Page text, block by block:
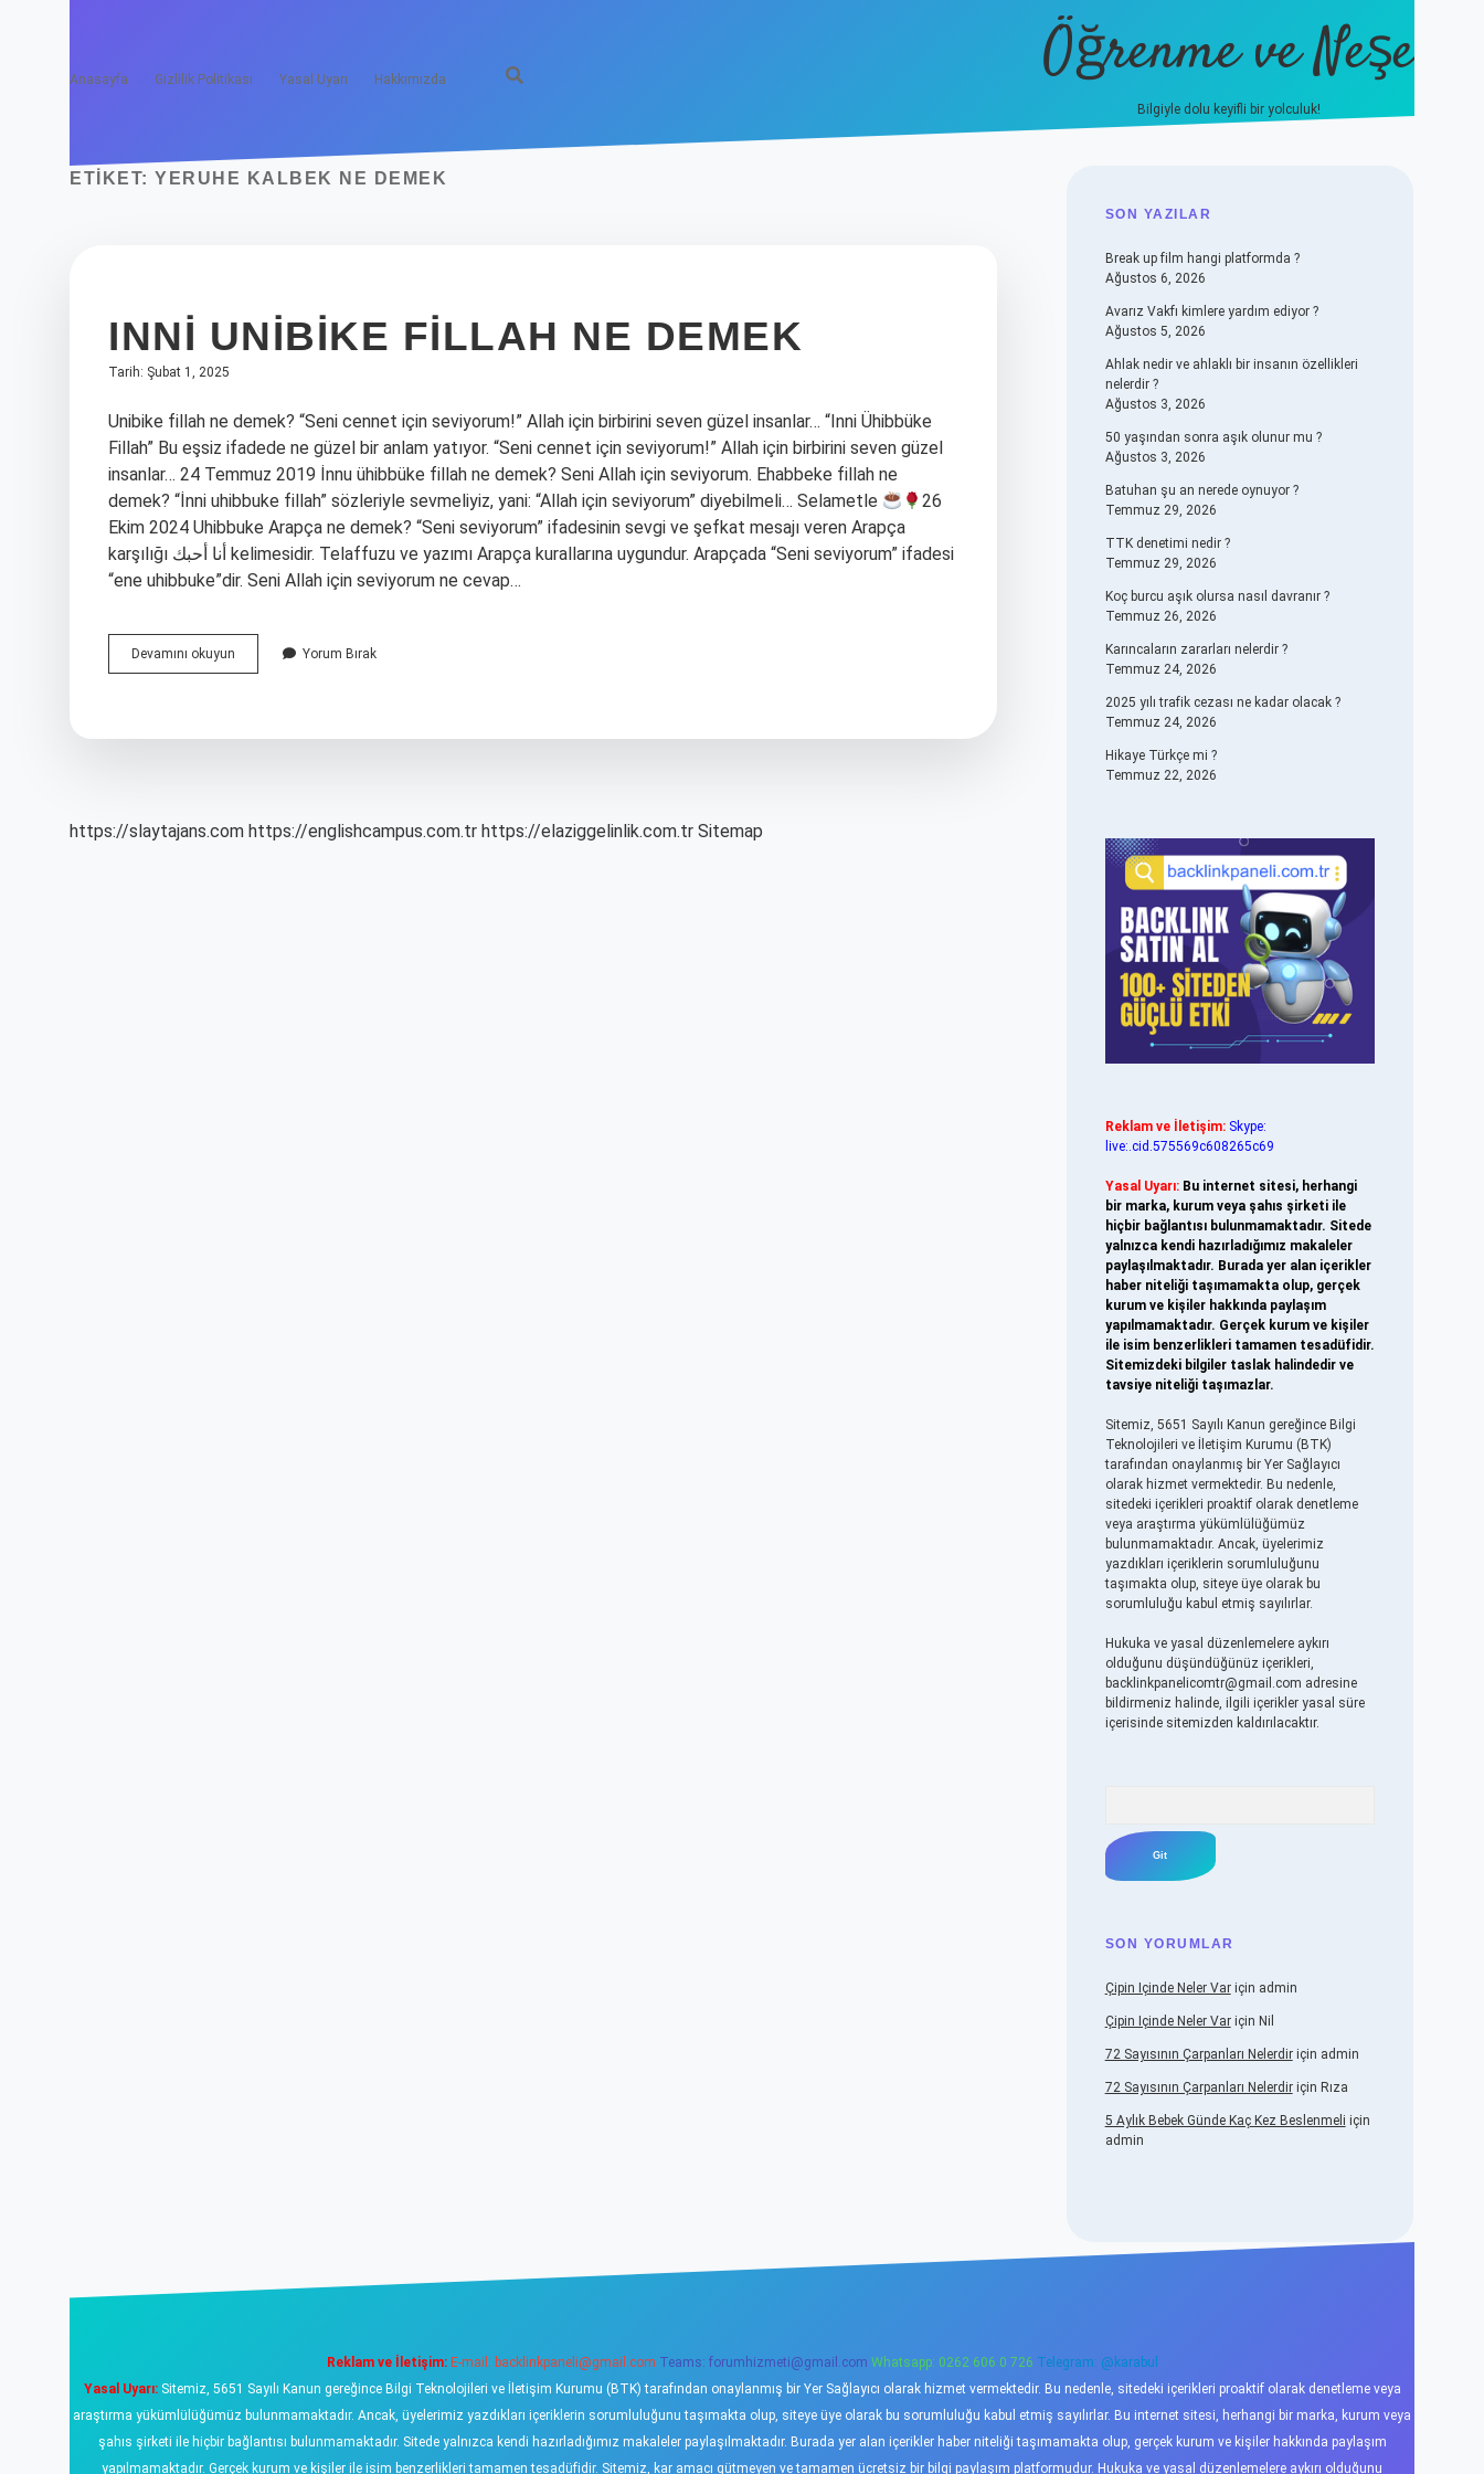
Anasayfa Gizlilik Politikası Yasal Uyarı Hakkımızda Öğrenme ve Neşe
Bilgiyle dolu keyifli bir yolculuk!
ETIKET: YERUHE KALBEK NE DEMEK
INNI UNIBIKE FILLAH NE DEMEK
Tarih: Şubat 1, 2025
Unibike fillah ne demek? “Seni cennet için seviyorum!” Allah için birbirini seven güzel insanlar… “Inni Ühibbüke
Fillah” Bu eşsiz ifadede ne güzel bir anlam yatıyor. “Seni cennet için seviyorum!” Allah için birbirini seven güzel
insanlar… 24 Temmuz 2019 İnnu ühibbüke fillah ne demek? Seni Allah için seviyorum. Ehabbeke fillah ne
demek? “İnni uhibbuke fillah” sözleriyle sevmeliyiz, yani: “Allah için seviyorum” diyebilmeli… Selametle
26
Ekim 2024 Uhibbuke Arapça ne demek? “Seni seviyorum” ifadesinin sevgi ve şefkat mesajı veren Arapça
karşılığı أنا أحبك kelimesidir. Telaffuzu ve yazımı Arapça kurallarına uygundur. Arapçada “Seni seviyorum” ifadesi
“ene uhibbuke”dir. Seni Allah için seviyorum ne cevap…
Devamını okuyun
Unibike
Yorum Bırak
https://slaytajans.com https://englishcampus.com.tr https://elaziggelinlik.com.tr Sitemap
SIDEBAR
SON YAZILAR
Break up film hangi platformda ?
Ağustos 6, 2026
Avarız Vakfı kimlere yardım ediyor ?
Ağustos 5, 2026
Ahlak nedir ve ahlaklı bir insanın özellikleri
nelerdir ?
Ağustos 3, 2026
50 yaşından sonra aşık olunur mu ?
Ağustos 3, 2026
Batuhan şu an nerede oynuyor ?
Temmuz 29, 2026
TTK denetimi nedir ?
Temmuz 29, 2026
Koç burcu aşık olursa nasıl davranır ?
Temmuz 26, 2026
Karıncaların zararları nelerdir ?
Temmuz 24, 2026
2025 yılı trafik cezası ne kadar olacak ?
Temmuz 24, 2026
Hikaye Türkçe mi ?
Temmuz 22, 2026
Reklam ve İletişim: Skype:
live:.cid.575569c608265c69
Yasal Uyarı: Bu internet sitesi, herhangi
bir marka, kurum veya şahıs şirketi ile
hiçbir bağlantısı bulunmamaktadır. Sitede
yalnızca kendi hazırladığımız makaleler
paylaşılmaktadır. Burada yer alan içerikler
haber niteliği taşımamakta olup, gerçek
kurum ve kişiler hakkında paylaşım
yapılmamaktadır. Gerçek kurum ve kişiler
ile isim benzerlikleri tamamen tesadüfidir.
Sitemizdeki bilgiler taslak halindedir ve
tavsiye niteliği taşımazlar.
Sitemiz, 5651 Sayılı Kanun gereğince Bilgi
Teknolojileri ve İletişim Kurumu (BTK)
tarafından onaylanmış bir Yer Sağlayıcı
olarak hizmet vermektedir. Bu nedenle,
sitedeki içerikleri proaktif olarak denetleme
veya araştırma yükümlülüğümüz
bulunmamaktadır. Ancak, üyelerimiz
yazdıkları içeriklerin sorumluluğunu
taşımakta olup, siteye üye olarak bu
sorumluluğu kabul etmiş sayılırlar.
Hukuka ve yasal düzenlemelere aykırı
olduğunu düşündüğünüz içerikleri,
backlinkpanelicomtr@gmail.com adresine
bildirmeniz halinde, ilgili içerikler yasal süre
içerisinde sitemizden kaldırılacaktır.
SON YORUMLAR
Çipin Içinde Neler Variçin admin
Çipin Içinde Neler Variçin Nil
72 Sayısının Çarpanları Nelerdiriçin admin
72 Sayısının Çarpanları Nelerdiriçin Rıza
5 Aylık Bebek Günde Kaç Kez Beslenmeli için
admin
Reklam ve İletişim: E-mail: backlinkpaneli@gmail.com Teams: forumhizmeti@gmail.com Whatsapp: 0262 606 0 726 Telegram: @karabul
Yasal Uyarı:Sitemiz, 5651 Sayılı Kanun gereğince Bilgi Teknolojileri ve İletişim Kurumu (BTK) tarafından onaylanmış bir Yer Sağlayıcı olarak hizmet vermektedir. Bu nedenle, sitedeki içerikleri proaktif olarak denetleme veya
araştırma yükümlülüğümüz bulunmamaktadır. Ancak, üyelerimiz yazdıkları içeriklerin sorumluluğunu taşımakta olup, siteye üye olarak bu sorumluluğu kabul etmiş sayılırlar. Bu internet sitesi, herhangi bir marka, kurum veya
şahıs şirketi ile hiçbir bağlantısı bulunmamaktadır. Sitede yalnızca kendi hazırladığımız makaleler paylaşılmaktadır. Burada yer alan içerikler haber niteliği taşımamakta olup, gerçek kurum ve kişiler hakkında paylaşım
yapılmamaktadır. Gerçek kurum ve kişiler ile isim benzerlikleri tamamen tesadüfidir. Sitemiz, kar amacı gütmeyen ve tamamen ücretsiz bir bilgi paylaşım platformudur. Hukuka ve yasal düzenlemelere aykırı olduğunu